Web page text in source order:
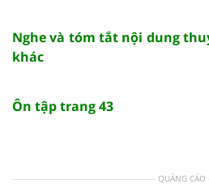
Nghe và tóm tắt nội dung
khác
Ôn tập trang 43
QUẢNG CÁO